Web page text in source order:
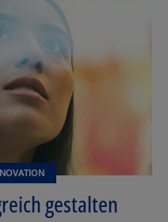
gestalten